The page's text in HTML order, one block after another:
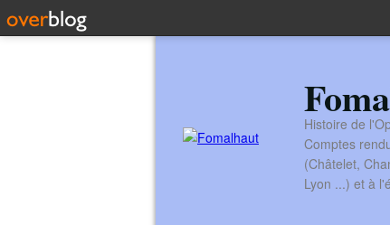
Histoire de
Comptes
(Châtelet,
Lyon ...) et à